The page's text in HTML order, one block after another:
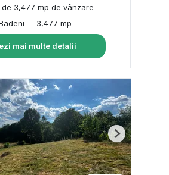
de 3,477 mp de vânzare
3,477 mp
mai multe detalii
Next